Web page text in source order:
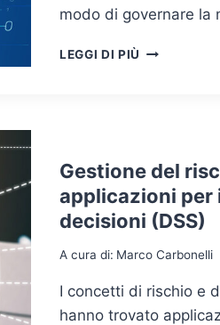
modo di governare la
LEGGI DI PIÙ TRA
DEL
RISCHIO
NELLO
SCENARIO
EMERGENZA
Gestione del
applicazioni per
decisioni (DSS)
A cura di: Marco Carbonelli
I concetti di rischio e
hanno trovato